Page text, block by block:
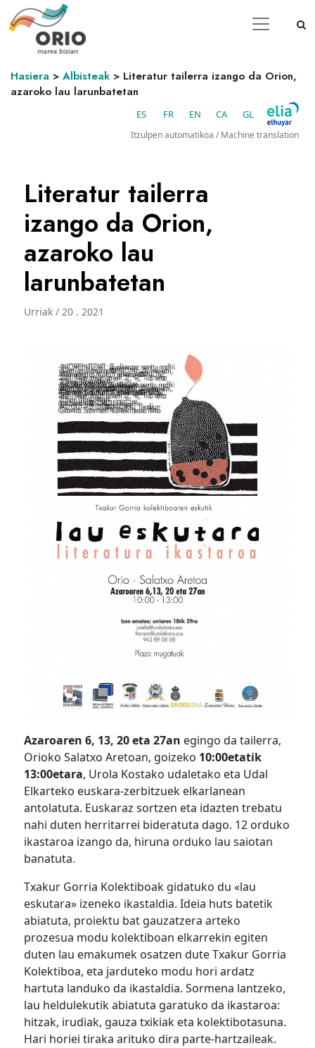
Hasiera > Albisteak > Literatur tailerra izango da Orion,
azaroko lau larunbatetan
ES FR EN CA GL
Itzulpen automatikoa / Machine translation
Literatur tailerra
izango da Orion,
azaroko lau
larunbatetan
Urriak / 20 . 2021
Azaroaren 6, 13, 20 eta 27an egingo da tailerra,
Orioko Salatxo Aretoan, goizeko 10:00etatik
13:00etara, Urola Kostako udaletako eta Udal
Elkarteko euskara-zerbitzuek elkarlanean
antolatuta. Euskaraz sortzen eta idazten trebatu
nahi duten herritarrei bideratuta dago. 12 orduko
ikastaroa izango da, hiruna orduko lau saiotan
banatuta.
Txakur Gorria Kolektiboak gidatuko du «lau
eskutara» izeneko ikastaldia. Ideia huts batetik
abiatuta, proiektu bat gauzatzera arteko
prozesua modu kolektiboan elkarrekin egiten
duten lau emakumek osatzen dute Txakur Gorria
Kolektiboa, eta jarduteko modu hori ardatz
hartuta landuko da ikastaldia. Sormena lantzeko,
lau heldulekutik abiatuta garatuko da ikastaroa:
hitzak, irudiak, gauza txikiak eta kolektibotasuna.
Hari horiei tiraka arituko dira parte-hartzaileak.